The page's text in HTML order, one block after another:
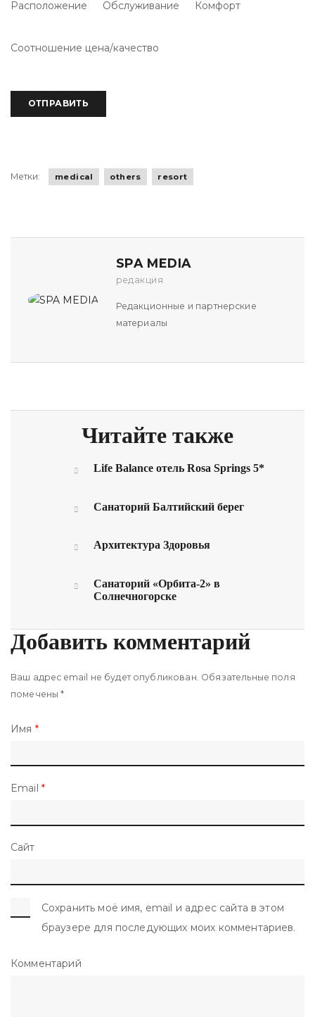
Расположение Обслуживание Комфорт
Соотношение цена/качество
Метки: medical others resort
SPA MEDIA
редакция
Редакционные и партнерские
материалы
Читайте также
Life Balance отель Rosa Springs 5*
Санаторий Балтийский берег
Архитектура Здоровья
Санаторий «Орбита-2» в
Солнечногорске
Добавить комментарий
Ваш адрес email не будет опубликован. Обязательные поля
помечены*
Имя *
Email *
Сайт
Сохранить моё имя, email и адрес сайта в этом
браузере для последующих моих комментариев.
Комментарий